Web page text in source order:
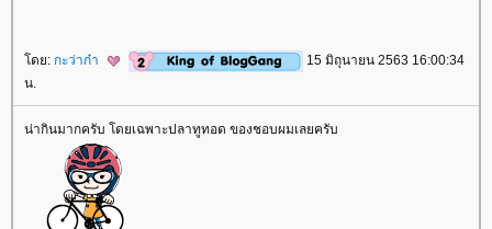
ดย: กะว่าก๋า
15 มิถุนายน 2563 16:00:34
น.
น่ากินมากครับ โดยเฉพาะปลาทูทอด ของชอบผมเลยครับ